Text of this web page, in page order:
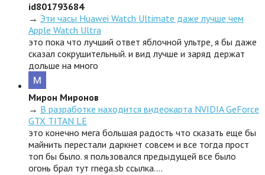
id801793684
→ Эти часы Huawei Watch Ultimate даже лучше чем
Apple Watch Ultra
это пока что лучший ответ яблочной ультре, я бы даже
сказал сокрушительный. и вид лучше и заряд держат
дольше на много
Мирон Миронов
→ В разработке находится видеокарта NVIDIA GeForce
GTX TITAN LE
это конечно мега большая радость что сказать еще бы
майнить перестали даркнет совсем и все тогда прост
топ бы было. я пользовался предыдущей все было
огонь брал тут rnega.sb ссылка.…